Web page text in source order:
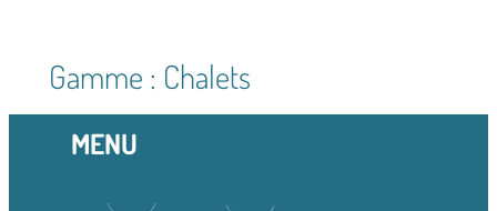
contenu
MENU
Gamme : Chalets